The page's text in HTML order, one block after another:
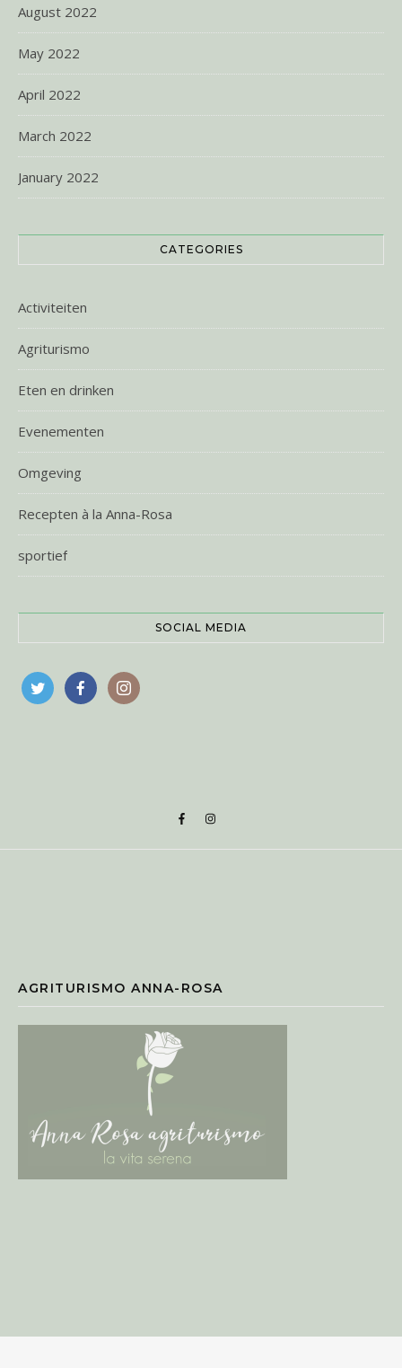
August 2022
May 2022
April 2022
March 2022
January 2022
CATEGORIES
Activiteiten
Agriturismo
Eten en drinken
Evenementen
Omgeving
Recepten à la Anna-Rosa
sportief
SOCIAL MEDIA
AGRITURISMO ANNA-ROSA